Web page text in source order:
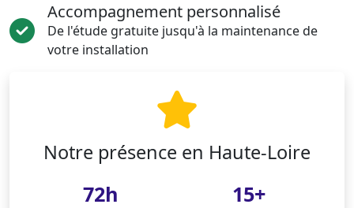
Accompagnement personnalisé
De l'étude gratuite jusqu'à la maintenance de
votre installation
Notre présence en Haute-Loire
72h 15+